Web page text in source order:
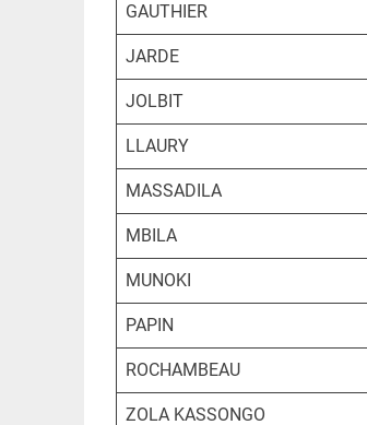
GAUTHIER
JARDE
JOLBIT
LLAURY
MASSADILA
MBILA
MUNOKI
PAPIN
ROCHAMBEAU
ZOLA KASSONGO